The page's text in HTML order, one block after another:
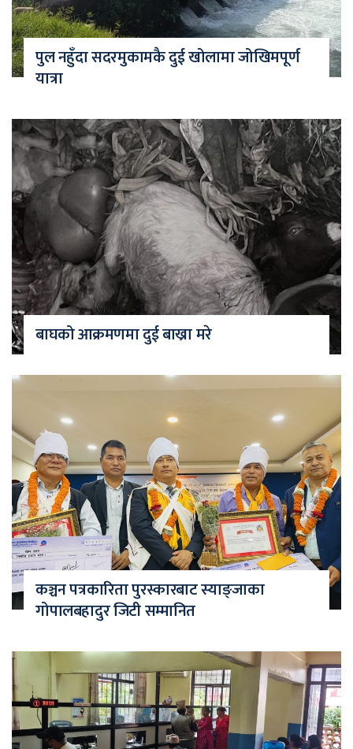
पुल नहुँदा सदरमुकामकै दुई खोलामा जोखिमपूर्ण
यात्रा
बाघको आक्रमणमा दुई बाख्रा मरे
कञ्चन पत्रकारिता पुरस्कारबाट स्याङ्जाका
गोपालबहादुर जिटी सम्मानित